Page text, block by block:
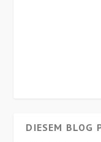
DIESEM BLOG